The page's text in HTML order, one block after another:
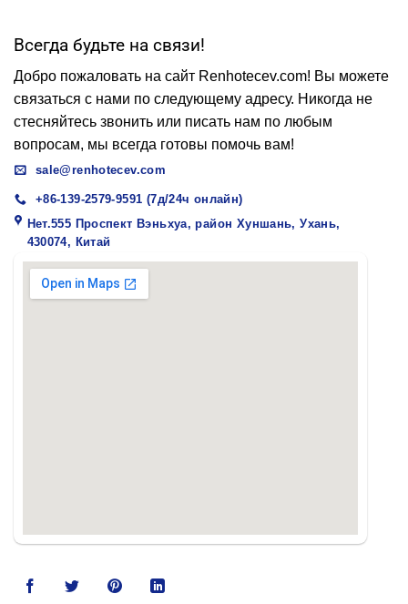
Всегда будьте на связи!
Добро пожаловать на сайт Renhotecev.com! Вы можете
связаться с нами по следующему адресу. Никогда не
стесняйтесь звонить или писать нам по любым
вопросам, мы всегда готовы помочь вам!
sale@renhotecev.com
+86-139-2579-9591 (7д/24ч онлайн)
Нет.555 Проспект Вэньхуа, район Хуншань, Ухань,
430074, Китай